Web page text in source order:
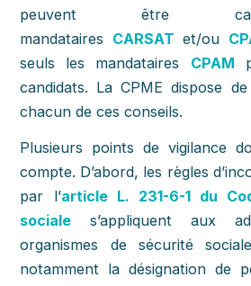
peuvent être
mandataires CARSAT et/ou
seuls les mandataires CPAM
candidats. La CPME dispose de
chacun de ces conseils.
Plusieurs points de vigilance
compte. D’abord, les règles
par l’article L. 231-6-1 du
sociale s’appliquent aux
organismes de sécurité
notamment la désignation de